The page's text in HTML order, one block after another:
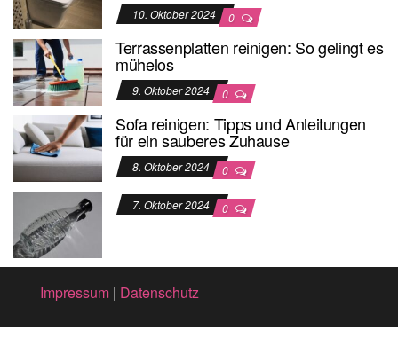
10. Oktober 2024 0
Terrassenplatten reinigen: So gelingt es
mühelos
9. Oktober 2024 0
Sofa reinigen: Tipps und Anleitungen
für ein sauberes Zuhause
8. Oktober 2024 0
7. Oktober 2024 0
Impressum | Datenschutz